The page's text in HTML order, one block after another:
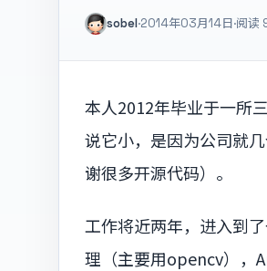
sobel·2014年03月14日·阅读
本人2012年毕业于一所
说它小，是因为公司就
谢很多开源代码）。
工作将近两年，进入到
理（主要用opencv），